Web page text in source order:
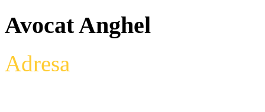
Avocat Anghel
Adresa